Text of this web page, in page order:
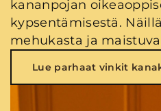
kananpojan
kypsentämisestä.
mehukasta ja
Lue parhaat vinkit